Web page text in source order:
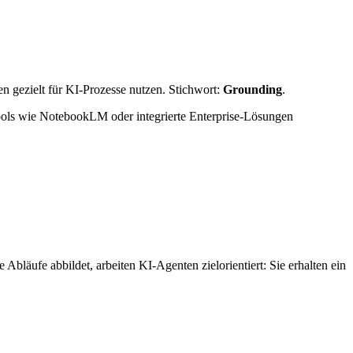
gezielt für KI-Prozesse nutzen. Stichwort: Grounding.
wie NotebookLM oder integrierte Enterprise-Lösungen
abbildet, arbeiten KI-Agenten zielorientiert: Sie erhalten ein